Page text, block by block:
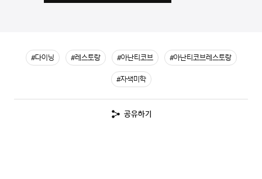
#다이닝 #레스토랑 #아난티코브 #아난티코브레스토랑
#자색미학
공유하기